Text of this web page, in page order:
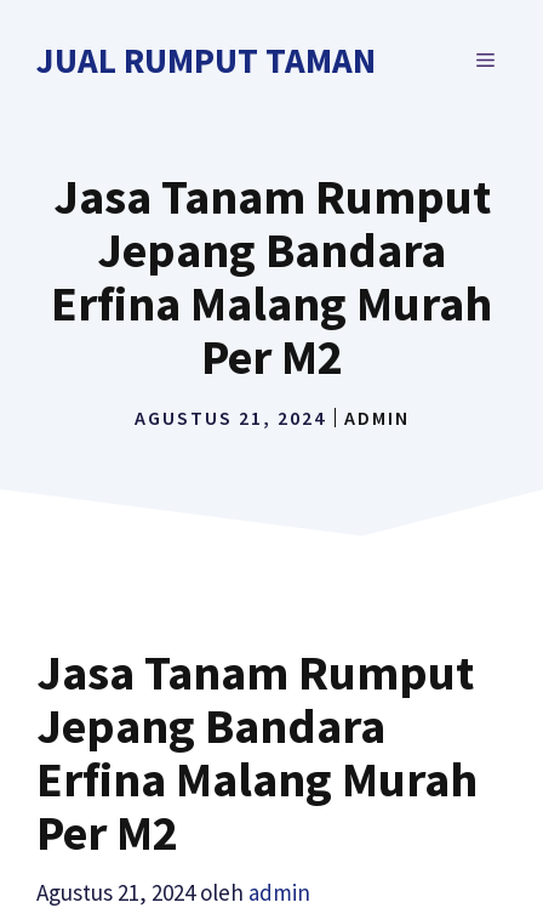
JUAL RUMPUT TAMAN MENU
Jasa Tanam Rumput
Jepang Bandara
Erfina Malang Murah
Per M2
AGUSTUS 21, 2024 ADMIN
Jasa Tanam Rumput
Jepang Bandara
Erfina Malang Murah
Per M2
Agustus 21, 2024 oleh admin